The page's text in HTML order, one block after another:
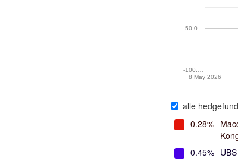
8 May 2026
-100.…
-50.0…
alle
0.28%
0.45%